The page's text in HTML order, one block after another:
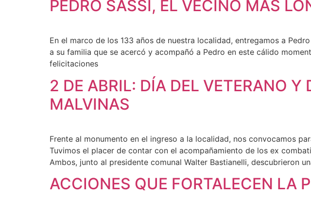
PEDRO SASSI, EL VECINO MÁS
En el marco de los 133 años de nuestra localidad, entregamos a
a su familia que se acercó y acompañó a Pedro en este cálido
felicitaciones
2 DE ABRIL: DÍA DEL VETERANO Y
MALVINAS
Frente al monumento en el ingreso a la localidad, nos convocamos
Tuvimos el placer de contar con el acompañamiento de los ex
Ambos, junto al presidente comunal Walter Bastianelli, descubrieron
ACCIONES QUE FORTALECEN LA